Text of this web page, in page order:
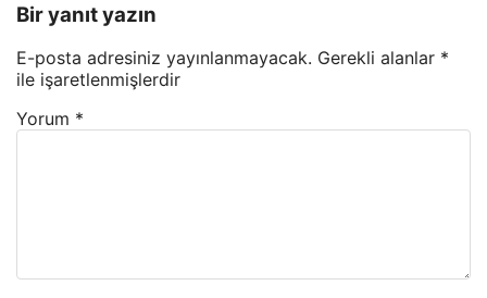
Bir yanıt yazın
E-posta adresiniz yayınlanmayacak. Gerekli alanlar *
ile işaretlenmişlerdir
Yorum *